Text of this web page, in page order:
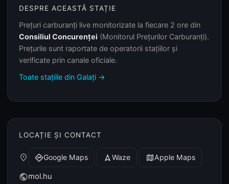
DESPRE ACEASTĂ STAȚIE
Prețuri carburanți live monitorizate la fiecare 2 ore din
Consiliul Concurenței (Monitorul Prețurilor Carburanți).
Prețurile sunt raportate de operatorii stațiilor și
verificate prin canale oficiale.
Toate stațiile din Galați →
LOCAȚIE ȘI CONTACT
place directionsGoogle Maps navigation Waze mapApple Maps
publicmol.hu